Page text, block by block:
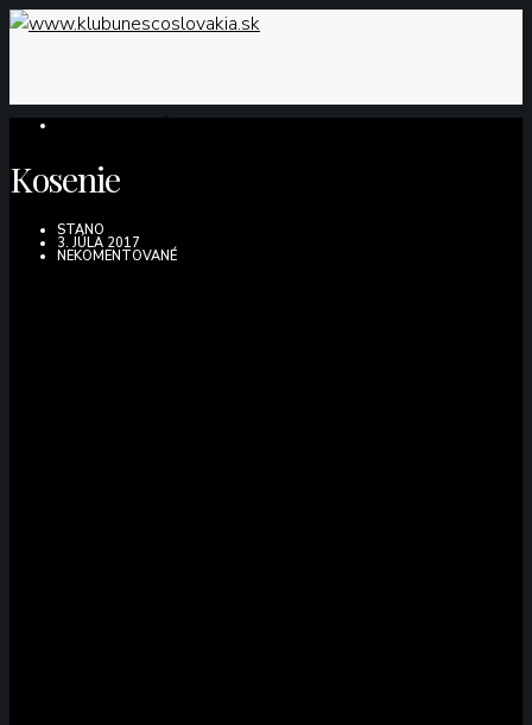
Kosenie
STANO
3. JÚLA 2017
NEKOMENTOVANÉ